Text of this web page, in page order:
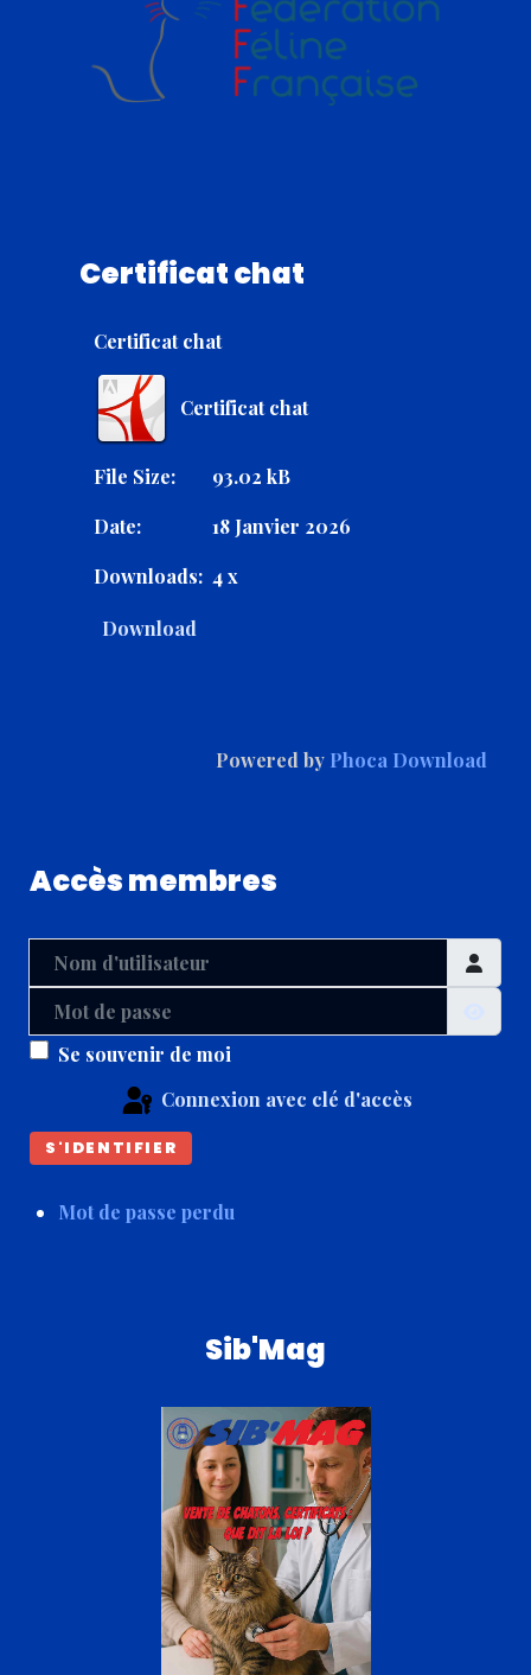
Certificat chat
Certificat chat
Certificat chat
File Size:
93.02 kB
Date:
18 Janvier 2026
Downloads: 4 x
Powered by Phoca Download
Accès membres
Nom d'utilisateur
Mot de passe
Se souvenir de moi
Connexion avec clé d'accès
S'IDENTIFIER
Mot de passe perdu
Sib'Mag